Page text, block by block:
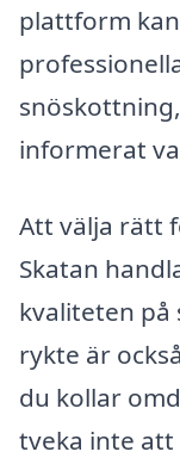
plattform
informerat
Att välja rätt
Skatan
kvaliteten på
rykte är
du kollar
tveka inte